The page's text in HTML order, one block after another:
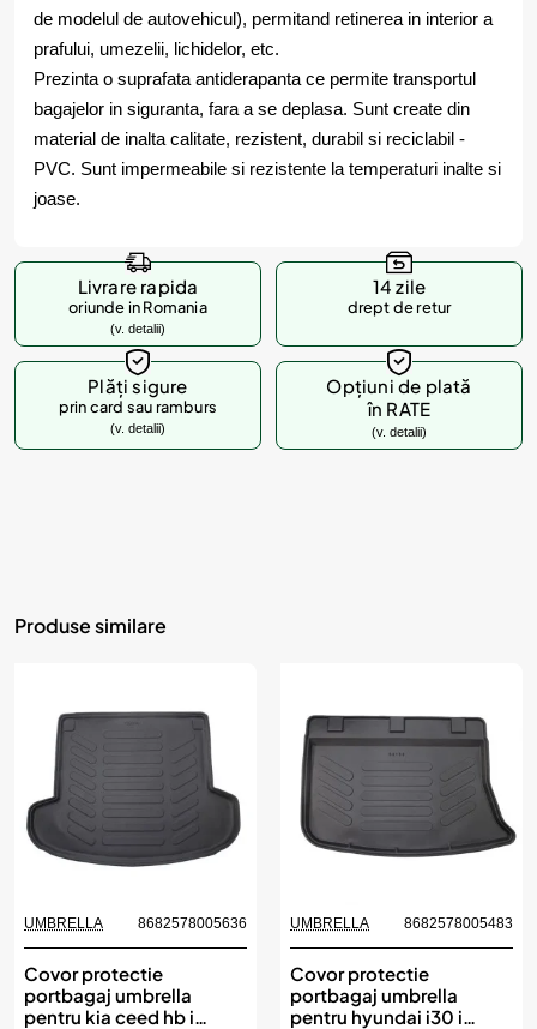
de modelul de autovehicul), permitand retinerea in interior a
prafului, umezelii, lichidelor, etc.
Prezinta o suprafata antiderapanta ce permite transportul
bagajelor in siguranta, fara a se deplasa. Sunt create din
material de inalta calitate, rezistent, durabil si reciclabil -
PVC. Sunt impermeabile si rezistente la temperaturi inalte si
joase.
Livrare rapida
oriunde in Romania
(v. detalii)
14 zile
drept de retur
Plăți sigure
prin card sau ramburs
(v. detalii)
Opțiuni de plată
în RATE
(v. detalii)
Produse similare
UMBRELLA 8682578005636
Covor protectie
portbagaj umbrella
pentru kia ceed hb i
UMBRELLA 8682578005483
Covor protectie
portbagaj umbrella
pentru hyundai i30 i